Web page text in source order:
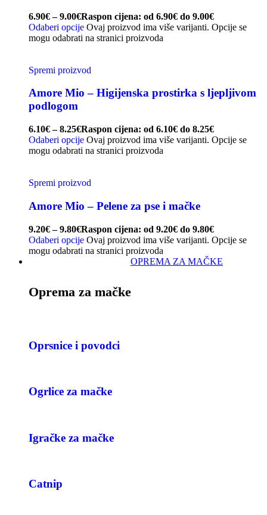
6.90€ – 9.00€Raspon cijena: od 6.90€ do 9.00€
Odaberi opcije Ovaj proizvod ima više varijanti. Opcije se
mogu odabrati na stranici proizvoda
Spremi proizvod
Amore Mio – Higijenska prostirka s ljepljivom
podlogom
6.10€ – 8.25€Raspon cijena: od 6.10€ do 8.25€
Odaberi opcije Ovaj proizvod ima više varijanti. Opcije se
mogu odabrati na stranici proizvoda
Spremi proizvod
Amore Mio – Pelene za pse i mačke
9.20€ – 9.80€Raspon cijena: od 9.20€ do 9.80€
Odaberi opcije Ovaj proizvod ima više varijanti. Opcije se
mogu odabrati na stranici proizvoda
OPREMA ZA MAČKE
Oprema za mačke
Oprsnice i povodci
Ogrlice za mačke
Igračke za mačke
Catnip